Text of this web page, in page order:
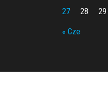
« Cze
27 28 29